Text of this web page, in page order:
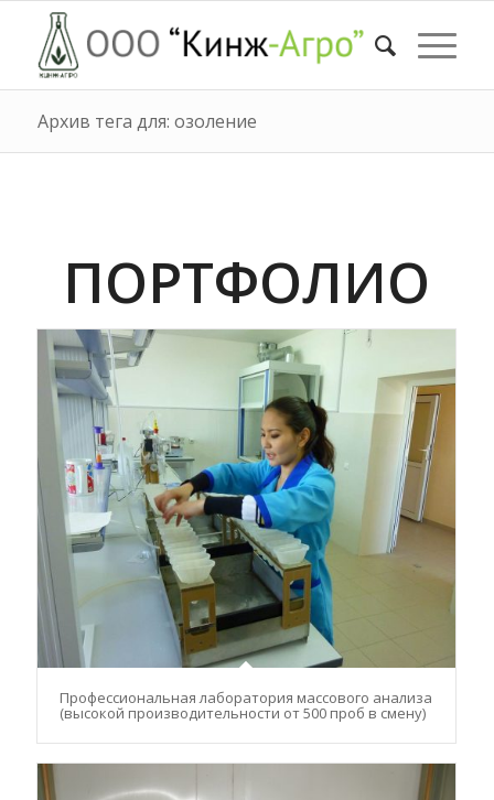
Архив тега для: озоление
ПОРТФОЛИО
Профессиональная лаборатория массового анализа
(высокой производительности от 500 проб в смену)